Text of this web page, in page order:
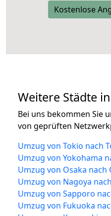
Kostenlose
Weitere Städte in
Bei uns bekommen Sie
von geprüften
Umzug von Tokio nach
Umzug von Yokohama
Umzug von Osaka nach
Umzug von Nagoya
Umzug von Sapporo
Umzug von Fukuoka